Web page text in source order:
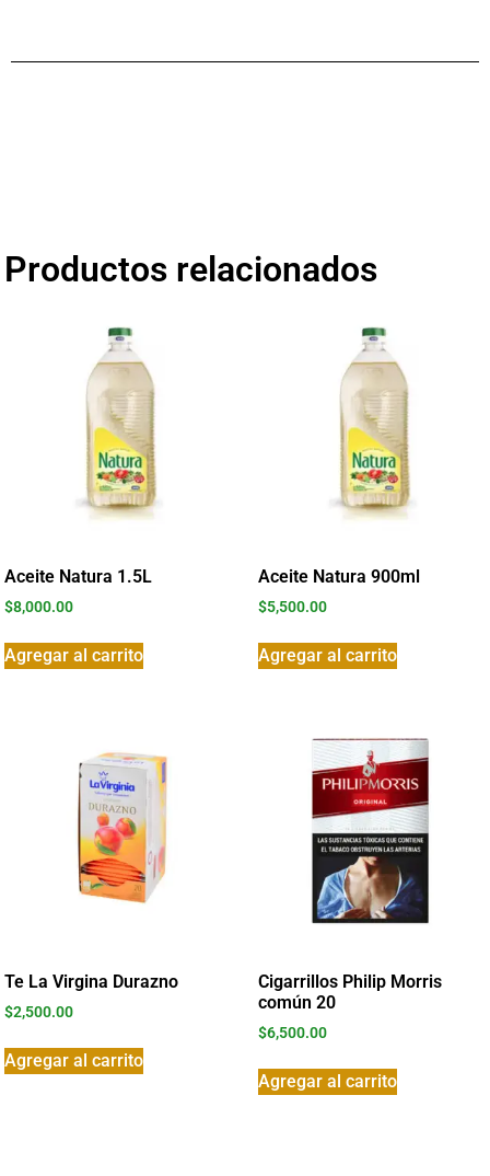
Productos relacionados
Aceite Natura 1.5L
$8,000.00
Agregar al carrito
Aceite Natura 900ml
$5,500.00
Agregar al carrito
Te La Virgina Durazno
$2,500.00
Agregar al carrito
Cigarrillos Philip Morris
común 20
$6,500.00
Agregar al carrito